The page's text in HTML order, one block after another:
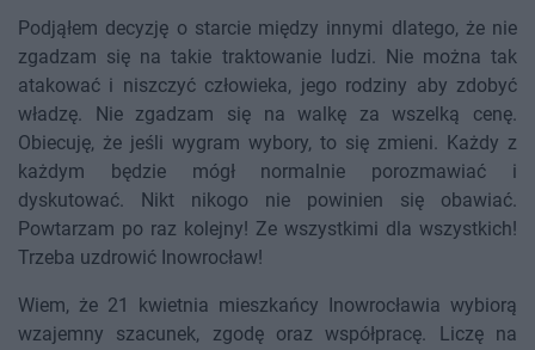
Podjąłem decyzję o starcie między innymi dlatego, że nie
zgadzam się na takie traktowanie ludzi. Nie można tak
atakować i niszczyć człowieka, jego rodziny aby zdobyć
władzę. Nie zgadzam się na walkę za wszelką cenę.
Obiecuję, że jeśli wygram wybory, to się zmieni. Każdy z
każdym będzie mógł normalnie porozmawiać i
dyskutować. Nikt nikogo nie powinien się obawiać.
Powtarzam po raz kolejny! Ze wszystkimi dla wszystkich!
Trzeba uzdrowić Inowrocław!
Wiem, że 21 kwietnia mieszkańcy Inowrocławia wybiorą
wzajemny szacunek, zgodę oraz współpracę. Liczę na